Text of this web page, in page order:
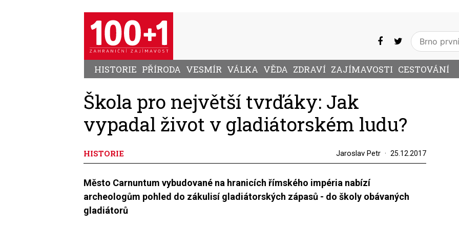
HISTORIE PŘÍRODA VESMÍR VÁLKA VĚDA ZDRAVÍ ZAJÍMAVOSTI CESTOVÁNÍ
Škola pro největší tvrďáky: Jak
vypadal život v gladiátorském ludu?
HISTORIE Jaroslav Petr 25.12.2017
Město Carnuntum vybudované na hranicích římského impéria nabízí
archeologům pohled do zákulisí gladiátorských zápasů - do školy obávaných
gladiátorů